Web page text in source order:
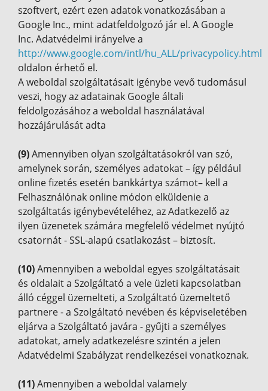
szoftvert, ezért ezen adatok vonatkozásában a
Google Inc., mint adatfeldolgozó jár el. A Google
Inc. Adatvédelmi irányelve a
http://www.google.com/intl/hu_ALL/privacypolicy.html
oldalon érhető el.
A weboldal szolgáltatásait igénybe vevő tudomásul
veszi, hogy az adatainak Google általi
feldolgozásához a weboldal használatával
hozzájárulását adta
(9)Amennyiben olyan szolgáltatásokról van szó,
amelynek során, személyes adatokat – így például
online fizetés esetén bankkártya számot– kell a
Felhasználónak online módon elküldenie a
szolgáltatás igénybevételéhez, az Adatkezelő az
ilyen üzenetek számára megfelelő védelmet nyújtó
csatornát - SSL-alapú csatlakozást – biztosít.
(10)Amennyiben a weboldal egyes szolgáltatásait
és oldalait a Szolgáltató a vele üzleti kapcsolatban
álló céggel üzemelteti, a Szolgáltató üzemeltető
partnere - a Szolgáltató nevében és képviseletében
eljárva a Szolgáltató javára - gyűjti a személyes
adatokat, amely adatkezelésre szintén a jelen
Adatvédelmi Szabályzat rendelkezései vonatkoznak.
(11)Amennyiben a weboldal valamely